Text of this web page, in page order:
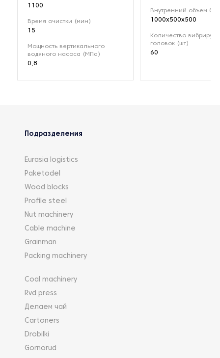
1100
Время очистки (мин)
15
Мощность вертикального
водяного насоса (МПа)
0,8
Внутренний объем
1000х500х500
Количество
головок (шт)
60
Подразделения
Eurasia logistics
Paketodel
Wood blocks
Profile steel
Nut machinery
Cable machine
Grainman
Packing machinery
Coal machinery
Rvd press
Делаем чай
Cartoners
Drobilki
Gornorud